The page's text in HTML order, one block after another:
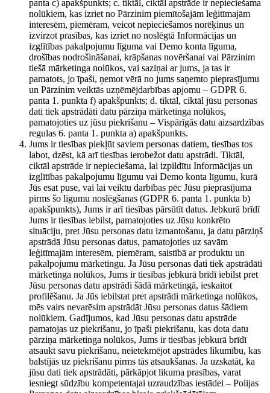
panta c) apakšpunkts; c. tiktāl, ciktāl apstrāde ir nepieciešama
nolūkiem, kas izriet no Pārzinim piemītošajām leģitīmajām
interesēm, piemēram, veicot nepieciešamos norēķinus un
izvirzot prasības, kas izriet no noslēgtā Informācijas un
izglītības pakalpojumu līguma vai Demo konta līguma,
drošības nodrošināšanai, krāpšanas novēršanai vai Pārzinim
tiešā mārketinga nolūkos, vai saziņai ar jums, ja tas ir
pamatots, jo īpaši, ņemot vērā no jums saņemto pieprasījumu
un Pārzinim veiktās uzņēmējdarbības apjomu – GDPR 6.
panta 1. punkta f) apakšpunkts; d. tiktāl, ciktāl jūsu personas
dati tiek apstrādāti datu pārziņa mārketinga nolūkos,
pamatojoties uz jūsu piekrišanu – Vispārīgās datu aizsardzības
regulas 6. panta 1. punkta a) apakšpunkts.
Jums ir tiesības piekļūt saviem personas datiem, tiesības tos
labot, dzēst, kā arī tiesības ierobežot datu apstrādi. Tiktāl,
ciktāl apstrāde ir nepieciešama, lai izpildītu Informācijas un
izglītības pakalpojumu līgumu vai Demo konta līgumu, kurā
Jūs esat puse, vai lai veiktu darbības pēc Jūsu pieprasījuma
pirms šo līgumu noslēgšanas (GDPR 6. panta 1. punkta b)
apakšpunkts), Jums ir arī tiesības pārsūtīt datus. Jebkurā brīdī
Jums ir tiesības iebilst, pamatojoties uz Jūsu konkrēto
situāciju, pret Jūsu personas datu izmantošanu, ja datu pārziņš
apstrādā Jūsu personas datus, pamatojoties uz savām
leģitīmajām interesēm, piemēram, saistībā ar produktu un
pakalpojumu mārketingu. Ja Jūsu personas dati tiek apstrādāti
mārketinga nolūkos, Jums ir tiesības jebkurā brīdī iebilst pret
Jūsu personas datu apstrādi šādā mārketingā, ieskaitot
profilēšanu. Ja Jūs iebilstat pret apstrādi mārketinga nolūkos,
mēs vairs nevarēsim apstrādāt Jūsu personas datus šādiem
nolūkiem. Gadījumos, kad Jūsu personas datu apstrāde
pamatojas uz piekrišanu, jo īpaši piekrišanu, kas dota datu
pārziņa mārketinga nolūkos, Jums ir tiesības jebkurā brīdī
atsaukt savu piekrišanu, neietekmējot apstrādes likumību, kas
balstījās uz piekrišanu pirms tās atsaukšanas. Ja uzskatāt, ka
jūsu dati tiek apstrādāti, pārkāpjot likuma prasības, varat
iesniegt sūdzību kompetentajai uzraudzības iestādei – Polijas